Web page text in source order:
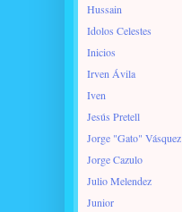
Hussain
Idolos Celestes
Inicios
Irven Ávila
Iven
Jesús Pretell
Jorge "Gato" Vásquez
Jorge Cazulo
Julio Melendez
Junior